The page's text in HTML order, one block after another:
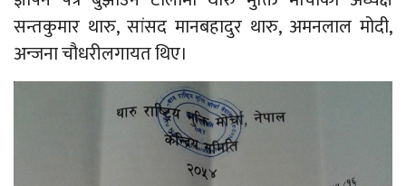
सन्तकुमार थारु, सांसद मानबहादुर थारु, अमनलाल मोदी,
अन्जना चौधरीलगायत थिए।